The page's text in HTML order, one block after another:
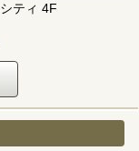
ティ 4F